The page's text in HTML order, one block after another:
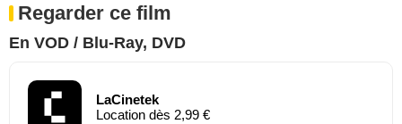
Regarder ce film
En VOD / Blu-Ray, DVD
LaCinetek
Location dès 2,99 €